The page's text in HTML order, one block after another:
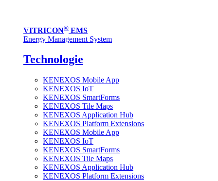
VITRICON® EMS
Energy Management System
Technologie
KENEXOS Mobile App
KENEXOS IoT
KENEXOS SmartForms
KENEXOS Tile Maps
KENEXOS Application Hub
KENEXOS Platform Extensions
KENEXOS Mobile App
KENEXOS IoT
KENEXOS SmartForms
KENEXOS Tile Maps
KENEXOS Application Hub
KENEXOS Platform Extensions